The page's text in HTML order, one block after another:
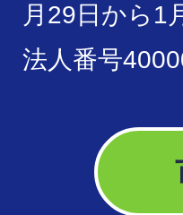
月29日から1
法人番号